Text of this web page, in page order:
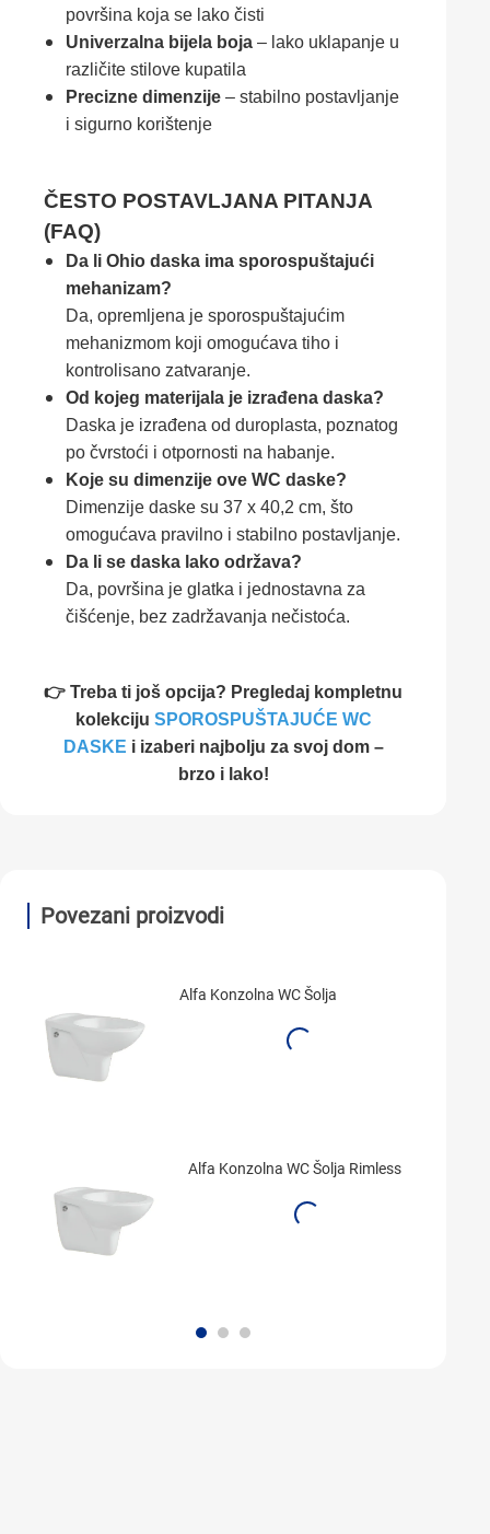
površina koja se lako čisti
Univerzalna bijela boja – lako uklapanje u
različite stilove kupatila
Precizne dimenzije – stabilno postavljanje
i sigurno korištenje
ČESTO POSTAVLJANA PITANJA
(FAQ)
Da li Ohio daska ima sporospuštajući
mehanizam?
Da, opremljena je sporospuštajućim
mehanizmom koji omogućava tiho i
kontrolisano zatvaranje.
Od kojeg materijala je izrađena daska?
Daska je izrađena od duroplasta, poznatog
po čvrstoći i otpornosti na habanje.
Koje su dimenzije ove WC daske?
Dimenzije daske su 37 x 40,2 cm, što
omogućava pravilno i stabilno postavljanje.
Da li se daska lako održava?
Da, površina je glatka i jednostavna za
čišćenje, bez zadržavanja nečistoća.
👉 Treba ti još opcija? Pregledaj kompletnu
kolekciju SPOROSPUŠTAJUĆE WC
DASKE i izaberi najbolju za svoj dom –
brzo i lako!
Povezani proizvodi
Alfa Konzolna WC Šolja
Alfa Konzolna WC Šolja Rimless